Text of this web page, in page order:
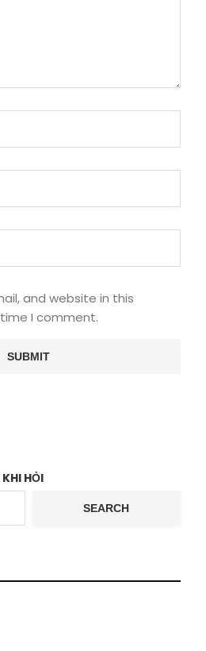
and website in this
I comment.
HỎI
SEARCH